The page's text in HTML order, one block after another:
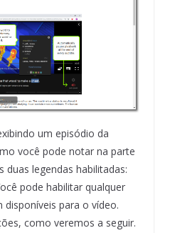
um episódio da
você pode notar na parte
legendas habilitadas:
pode habilitar qualquer
disponíveis para o vídeo.
como veremos a seguir.